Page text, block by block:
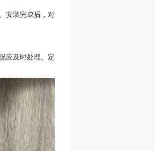
安装完成后，对
应及时处理。定